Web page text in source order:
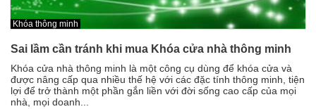
Khóa thông minh
Sai lầm cần tránh khi mua Khóa cửa nhà thông minh
Khóa cửa nhà thông minh là một công cụ dùng để khóa cửa và
được nâng cấp qua nhiều thế hệ với các đặc tính thông minh, tiện
lợi để trở thành một phần gắn liền với đời sống cao cấp của mọi
nhà, mọi doanh...